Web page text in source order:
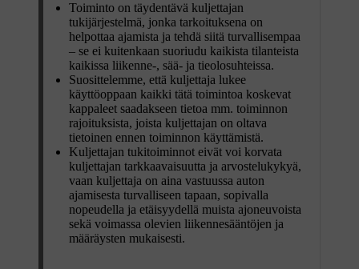
Toiminto on täydentävä kuljettajan
tukijärjestelmä, jonka tarkoituksena on
helpottaa ajamista ja tehdä siitä turvallisempaa
– se ei kuitenkaan suoriudu kaikista tilanteista
kaikissa liikenne-, sää- ja tieolosuhteissa.
Suosittelemme, että kuljettaja lukee
käyttöoppaan kaikki tätä toimintoa koskevat
kappaleet saadakseen tietoa mm. toiminnon
rajoituksista, joista kuljettajan on oltava
tietoinen ennen toiminnon käyttämistä.
Kuljettajan tukitoiminnot eivät voi korvata
kuljettajan tarkkaavaisuutta ja arvostelukykyä,
vaan kuljettaja on aina vastuussa auton
ajamisesta turvalliseen tapaan, sopivalla
nopeudella ja etäisyydellä muista ajoneuvoista
sekä voimassa olevien liikennesääntöjen ja
määräysten mukaisesti.